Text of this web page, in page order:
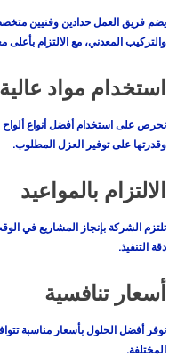
يضم فريق العمل حدادين وفنيين
والتركيب المعدني، مع الالتزام بأعلى
استخدام مواد
نحرص على استخدام أفضل أنواع ألواح
وقدرتها على توفير العزل المطلوب.
الالتزام بالمواعيد
تلتزم الشركة بإنجاز المشاريع في
دقة التنفيذ.
أسعار تنافسية
نوفر أفضل الحلول بأسعار مناسبة
المختلفة.